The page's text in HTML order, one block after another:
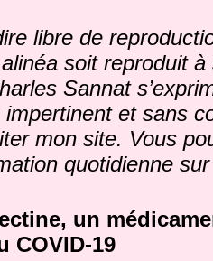
libre de
soit reproduit à
Sannat
et sans
mon site. Vous
quotidienne sur
un
COVID-19